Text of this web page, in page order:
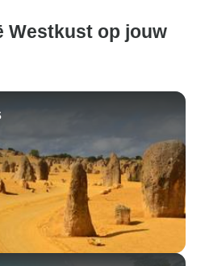
Westkust op jouw